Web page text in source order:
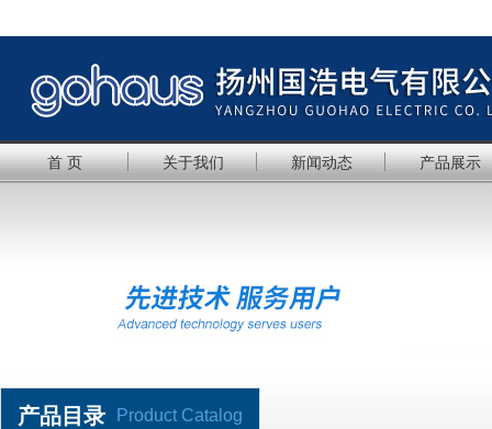
首 页 关于我们 新闻动态 产品展示
产品目录 Product Catalog